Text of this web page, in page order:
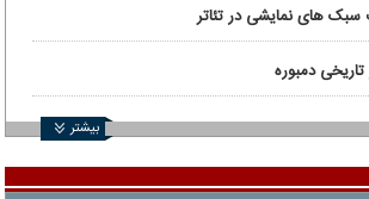
سبک های نمایشی در تئاتر
دمبوره
بیشتر